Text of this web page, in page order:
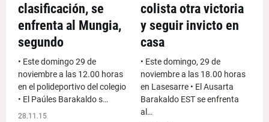
clasificación, se
enfrenta al Mungia,
segundo
• Este domingo 29 de
noviembre a las 12.00 horas
en el polideportivo del colegio
• El Paúles Barakaldo s…
28.11.15
colista otra victoria
y seguir invicto en
casa
• Este domingo, 29 de
noviembre a las 18.00 horas
en Lasesarre • El Ausarta
Barakaldo EST se enfrenta
al…